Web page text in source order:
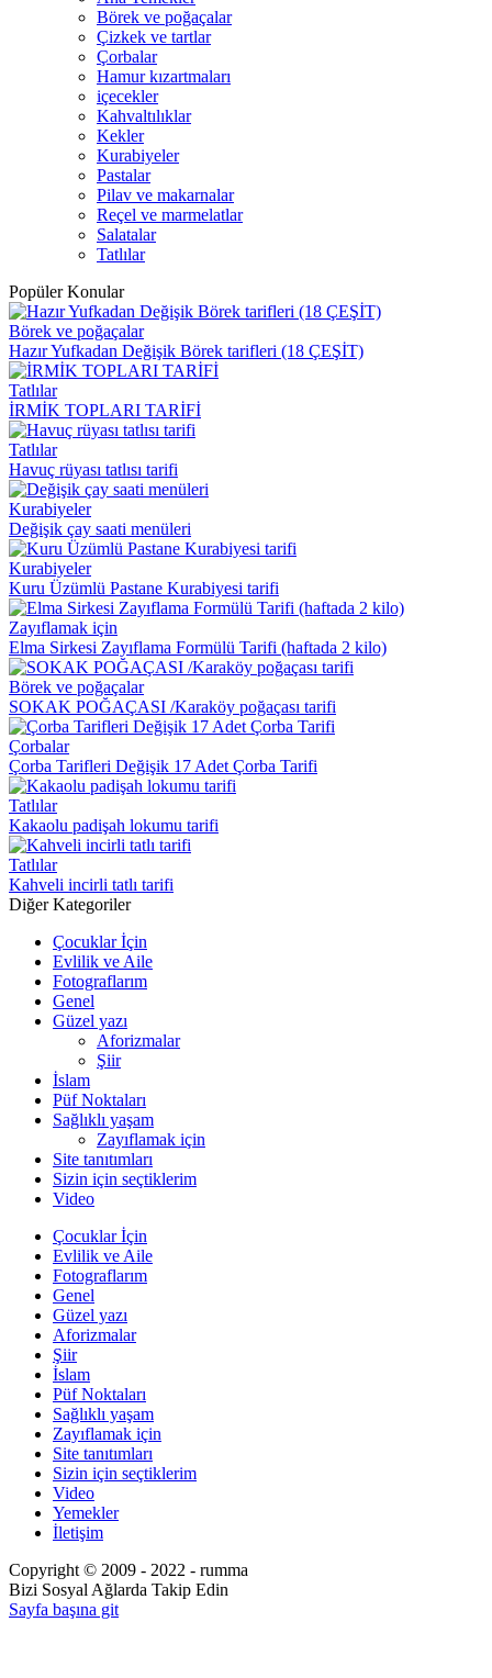
Börek ve poğaçalar
Çizkek ve tartlar
Çorbalar
Hamur kızartmaları
içecekler
Kahvaltılıklar
Kekler
Kurabiyeler
Pastalar
Pilav ve makarnalar
Reçel ve marmelatlar
Salatalar
Tatlılar
Popüler Konular
Börek ve poğaçalar
Hazır Yufkadan Değişik Börek tarifleri (18 ÇEŞİT)
Tatlılar
İRMİK TOPLARI TARİFİ
Tatlılar
Havuç rüyası tatlısı tarifi
Kurabiyeler
Değişik çay saati menüleri
Kurabiyeler
Kuru Üzümlü Pastane Kurabiyesi tarifi
Zayıflamak için
Elma Sirkesi Zayıflama Formülü Tarifi (haftada 2 kilo)
Börek ve poğaçalar
SOKAK POĞAÇASI /Karaköy poğaçası tarifi
Çorbalar
Çorba Tarifleri Değişik 17 Adet Çorba Tarifi
Tatlılar
Kakaolu padişah lokumu tarifi
Tatlılar
Kahveli incirli tatlı tarifi
Diğer Kategoriler
Çocuklar İçin
Evlilik ve Aile
Fotograflarım
Genel
Güzel yazı
Aforizmalar
Şiir
İslam
Püf Noktaları
Sağlıklı yaşam
Zayıflamak için
Site tanıtımları
Sizin için seçtiklerim
Video
Çocuklar İçin
Evlilik ve Aile
Fotograflarım
Genel
Güzel yazı
Aforizmalar
Şiir
İslam
Püf Noktaları
Sağlıklı yaşam
Zayıflamak için
Site tanıtımları
Sizin için seçtiklerim
Video
Yemekler
İletişim
Copyright © 2009 - 2022 - rumma
Bizi Sosyal Ağlarda Takip Edin
Sayfa başına git